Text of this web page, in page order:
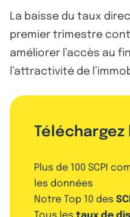
La baisse du taux
premier trimestre
améliorer l’accès au
l’attractivité de
Plus de 100 SCPI
les données
Notre Top 10 des